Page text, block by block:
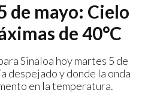
de mayo: Cielo
de 40°C
Sinaloa hoy martes 5 de
despejado y donde la onda
en la temperatura.